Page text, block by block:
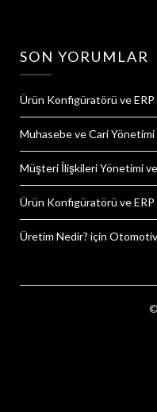
SON YORUMLAR
Ürün Konfigüratörü ve ERP
Muhasebe ve Cari Yönetimi
Müşteri İlişkileri Yönetimi
Ürün Konfigüratörü ve ERP
Üretim Nedir? için Otomotiv